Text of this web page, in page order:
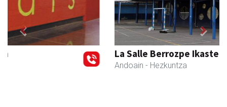
La Salle Berrozpe Ikastetxea
Previous Next